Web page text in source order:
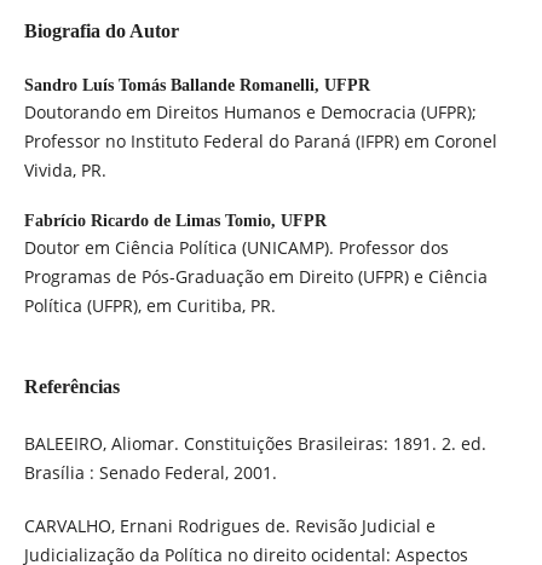
Biografia do Autor
Sandro Luís Tomás Ballande Romanelli, UFPR
Doutorando em Direitos Humanos e Democracia (UFPR);
Professor no Instituto Federal do Paraná (IFPR) em Coronel
Vivida, PR.
Fabrício Ricardo de Limas Tomio, UFPR
Doutor em Ciência Política (UNICAMP). Professor dos
Programas de Pós-Graduação em Direito (UFPR) e Ciência
Política (UFPR), em Curitiba, PR.
Referências
BALEEIRO, Aliomar. Constituições Brasileiras: 1891. 2. ed.
Brasília : Senado Federal, 2001.
CARVALHO, Ernani Rodrigues de. Revisão Judicial e
Judicialização da Política no direito ocidental: Aspectos